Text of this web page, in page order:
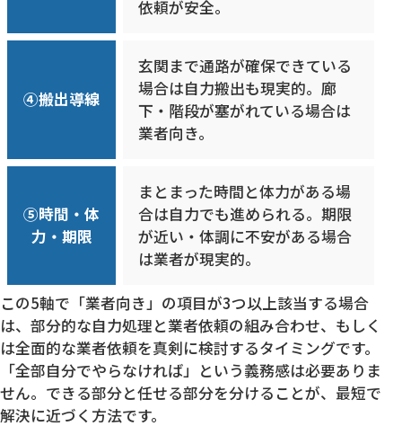
依頼が安全。
④搬出導線
玄関まで通路が確保できている
場合は自力搬出も現実的。廊
下・階段が塞がれている場合は
業者向き。
⑤時間・体
力・期限
まとまった時間と体力がある場
合は自力でも進められる。期限
が近い・体調に不安がある場合
は業者が現実的。
この5軸で「業者向き」の項目が3つ以上該当する場合
は、部分的な自力処理と業者依頼の組み合わせ、もしく
は全面的な業者依頼を真剣に検討するタイミングです。
「全部自分でやらなければ」という義務感は必要ありま
せん。できる部分と任せる部分を分けることが、最短で
解決に近づく方法です。